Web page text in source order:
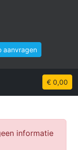
aanvragen
€ 0,00
informatie